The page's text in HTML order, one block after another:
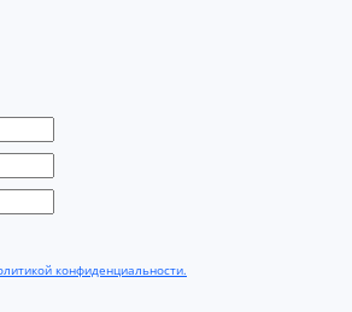
конфиденциальности.